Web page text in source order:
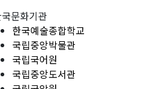
문화기관
한국예술종합학교
국립중앙박물관
국립국어원
국립중앙도서관